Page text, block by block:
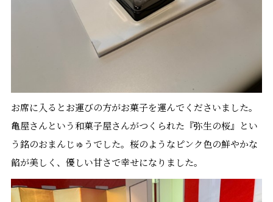
お席に入るとお運びの方がお菓子を運んでくださいました。
亀屋さんという和菓子屋さんがつくられた『弥生の桜』とい
う銘のおまんじゅうでした。桜のようなピンク色の鮮やかな
餡が美しく、優しい甘さで幸せになりました。